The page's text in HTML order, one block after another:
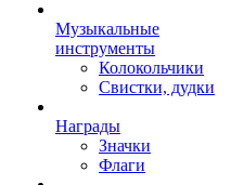
Музыкальные
инструменты
Колокольчики
Свистки, дудки
Награды
Значки
Флаги